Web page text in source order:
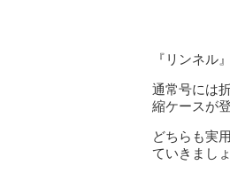
『リンネル
通常号には
縮ケースが
どちらも実
ていきまし